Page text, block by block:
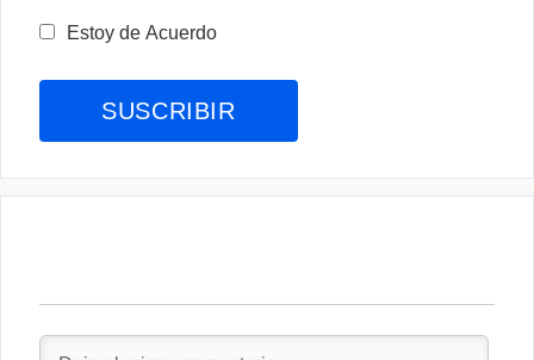
Estoy de Acuerdo